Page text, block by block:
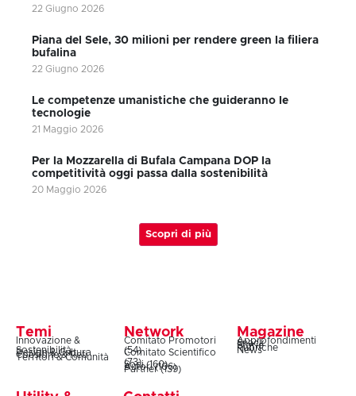
22 Giugno 2026
Piana del Sele, 30 milioni per rendere green la filiera
bufalina
22 Giugno 2026
Le competenze umanistiche che guideranno le
tecnologie
21 Maggio 2026
Per la Mozzarella di Bufala Campana DOP la
competitività oggi passa dalla sostenibilità
20 Maggio 2026
Scopri di più
Temi
Innovazione &
Sostenibilità
Design & Cultura
Coesione & Reti
Territori & Comunità
Network
Comitato Promotori
(54)
Comitato Scientifico
(73)
Soci (160)
Autori (106)
Partner (139)
Magazine
Approfondimenti
Snack
Storie
Rubriche
News